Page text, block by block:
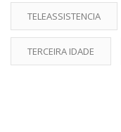
TELEASSISTENCIA
TERCEIRA IDADE